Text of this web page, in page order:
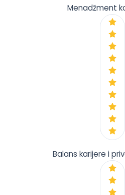
Menadžment
Balans karijere i